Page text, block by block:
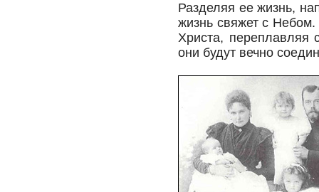
Разделяя ее жизнь,
жизнь свяжет с
Христа,
они будут вечно